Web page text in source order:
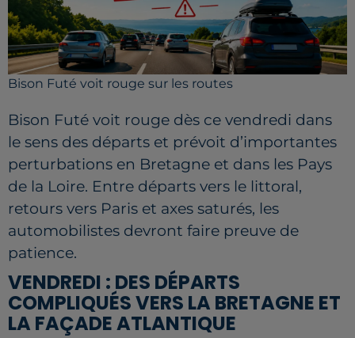
Bison Futé voit rouge sur les routes
Bison Futé voit rouge dès ce vendredi dans
le sens des départs et prévoit d’importantes
perturbations en Bretagne et dans les Pays
de la Loire. Entre départs vers le littoral,
retours vers Paris et axes saturés, les
automobilistes devront faire preuve de
patience.
VENDREDI : DES DÉPARTS
COMPLIQUÉS VERS LA BRETAGNE ET
LA FAÇADE ATLANTIQUE